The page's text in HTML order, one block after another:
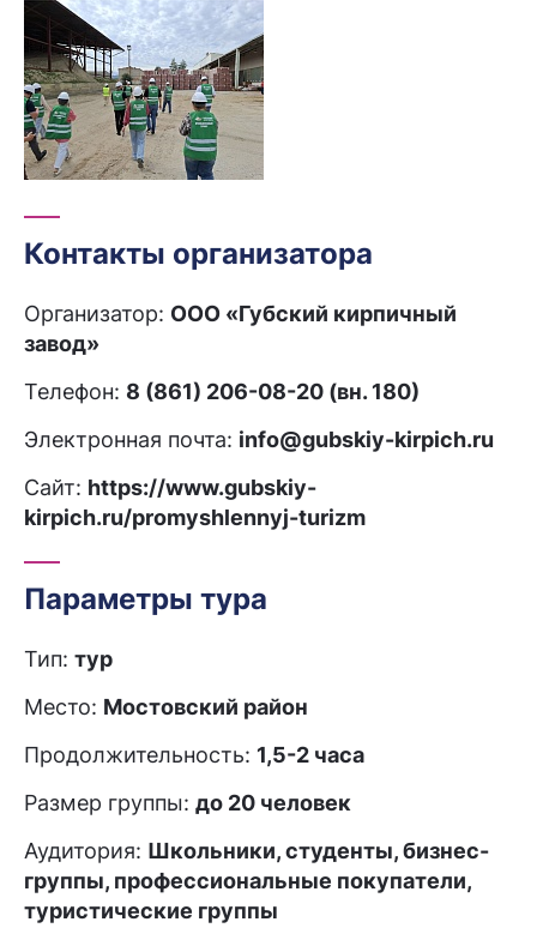
Контакты организатора
Организатор: ООО «Губский кирпичный
завод»
Телефон: 8 (861) 206-08-20 (вн. 180)
Электронная почта: info@gubskiy-kirpich.ru
Сайт: https://www.gubskiy-
kirpich.ru/promyshlennyj-turizm
Параметры тура
Тип: тур
Место: Мостовский район
Продолжительность: 1,5-2 часа
Размер группы: до 20 человек
Аудитория: Школьники, студенты, бизнес-
группы, профессиональные покупатели,
туристические группы